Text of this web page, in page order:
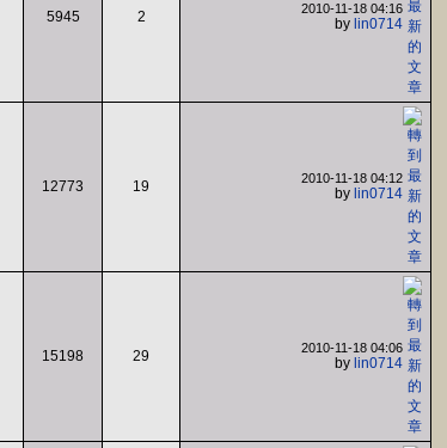
5945 2 2010-11-18 04:16
by lin0714
12773 19 2010-11-18 04:12
by lin0714
15198 29 2010-11-18 04:06
by lin0714